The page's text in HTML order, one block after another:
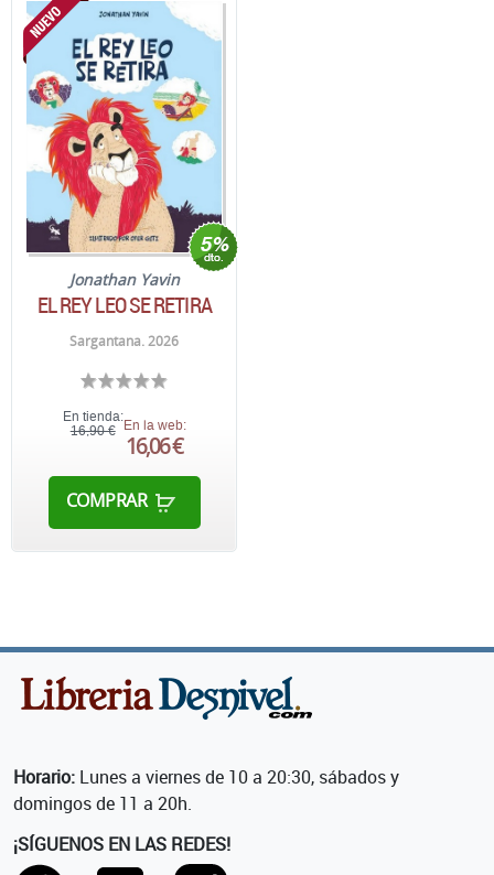
Jonathan Yavin
EL REY LEO SE RETIRA
Sargantana. 2026
En tienda:
16,90 € En la web:
16,06 €
COMPRAR
Horario: Lunes a viernes de 10 a 20:30, sábados y
domingos de 11 a 20h.
¡SÍGUENOS EN LAS REDES!